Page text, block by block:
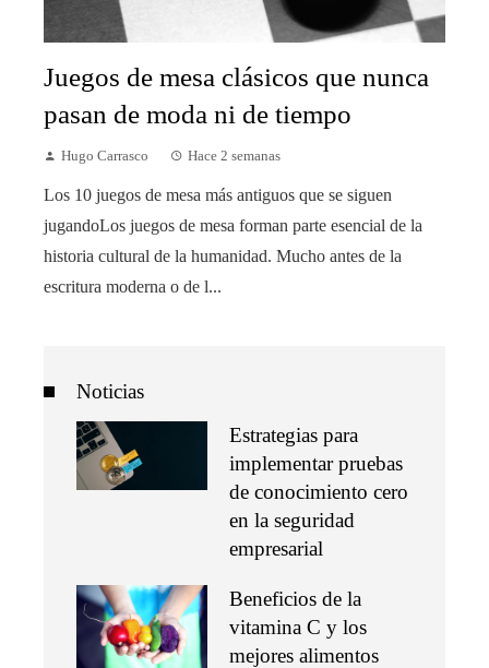
Juegos de mesa clásicos que nunca
pasan de moda ni de tiempo
Hugo Carrasco Hace 2 semanas
Los 10 juegos de mesa más antiguos que se siguen
jugandoLos juegos de mesa forman parte esencial de la
historia cultural de la humanidad. Mucho antes de la
escritura moderna o de l...
Noticias
Estrategias para
implementar pruebas
de conocimiento cero
en la seguridad
empresarial
Beneficios de la
vitamina C y los
mejores alimentos